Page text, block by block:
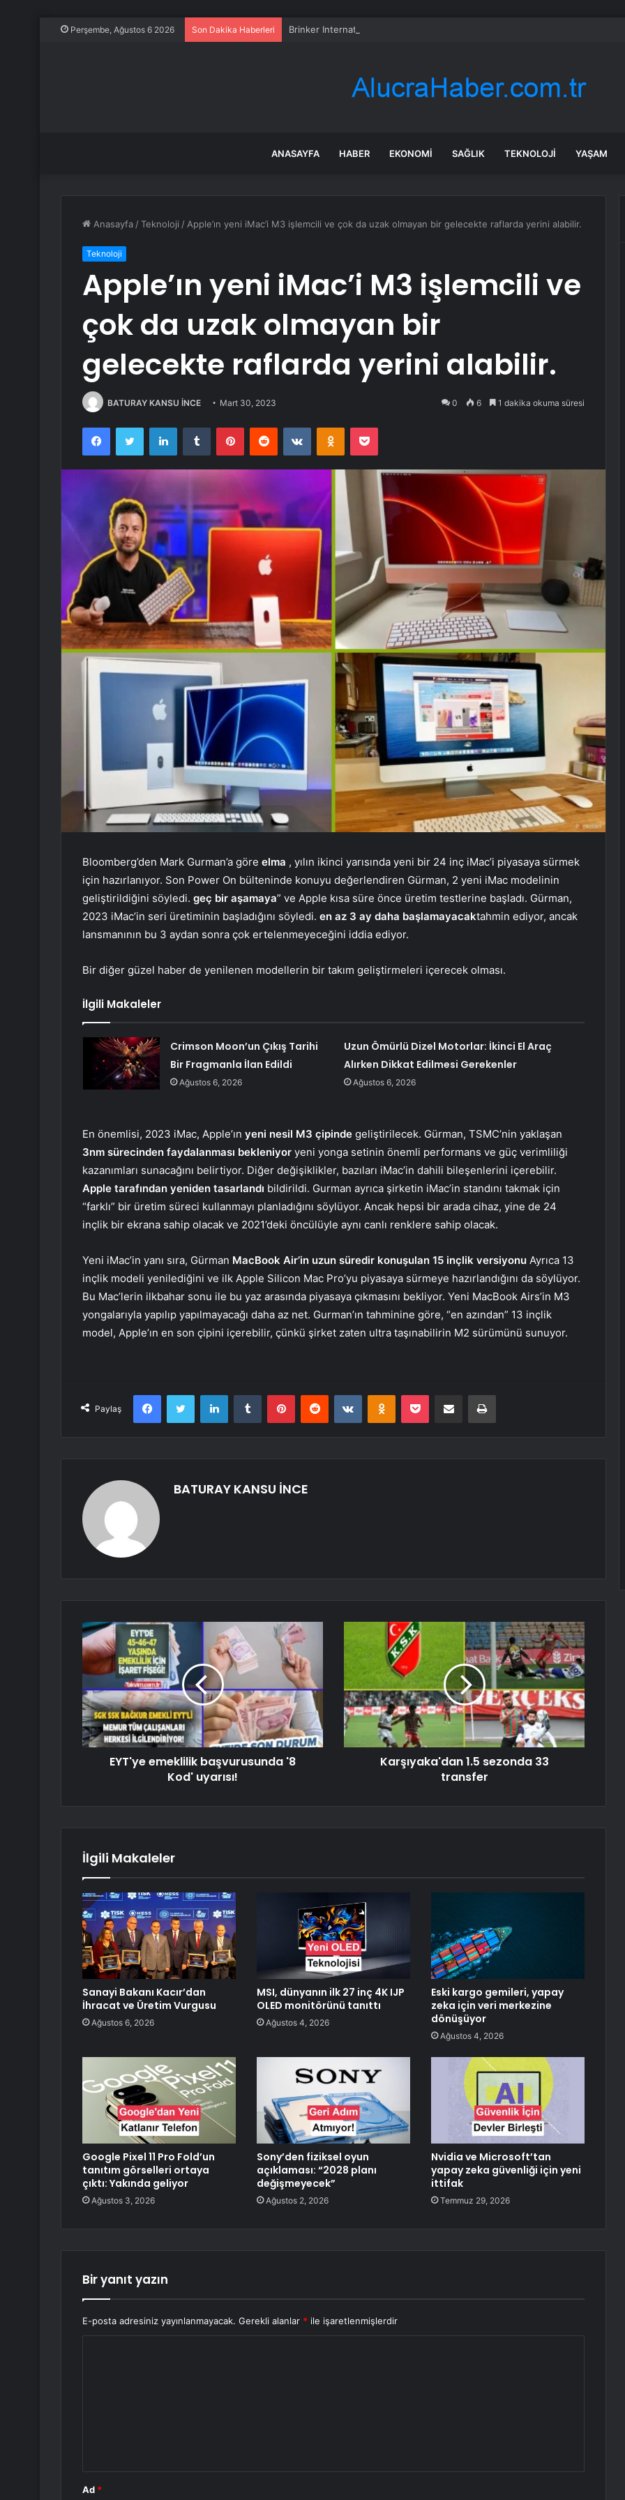
Perşembe, Ağustos 6 2026 Son Dakika Haberleri Brinker International hissesi 12 Ağustos’ta yüzde 6,6 hareket edebilir
ANASAYFA HABER EKONOMI SAĞLIK TEKNOLOJI YAŞAM
Anasayfa /Teknoloji / Apple’ın yeni iMac’i M3 işlemcili ve çok da uzak olmayan bir gelecekte raflarda yerini alabilir.
Teknoloji
Apple’ın yeni iMac’i M3 işlemcili ve
çok da uzak olmayan bir
gelecekte raflarda yerini alabilir.
BATURAY KANSU İNCE Mart 30, 2023 0 6 1 dakika okuma süresi
FacebookTwitter LinkedInTumblr PinterestReddit VKontakteOdnoklassniki
Pocket
Bloomberg’den Mark Gurman’a göre elma , yılın ikinci yarısında yeni bir 24 inç iMac’i piyasaya sürmek
için hazırlanıyor. Son Power On bülteninde konuyu değerlendiren Gürman, 2 yeni iMac modelinin
geliştirildiğini söyledi. geç bir aşamaya” ve Apple kısa süre önce üretim testlerine başladı. Gürman,
2023 iMac’in seri üretiminin başladığını söyledi. en az 3 ay daha başlamayacaktahmin ediyor, ancak
lansmanının bu 3 aydan sonra çok ertelenmeyeceğini iddia ediyor.
Bir diğer güzel haber de yenilenen modellerin bir takım geliştirmeleri içerecek olması.
İlgili Makaleler
Crimson Moon’un Çıkış Tarihi
Bir Fragmanla İlan Edildi
Ağustos 6, 2026
Uzun Ömürlü Dizel Motorlar: İkinci El Araç
Alırken Dikkat Edilmesi Gerekenler
Ağustos 6, 2026
En önemlisi, 2023 iMac, Apple’ın yeni nesil M3 çipinde geliştirilecek. Gürman, TSMC’nin yaklaşan
3nm sürecinden faydalanması bekleniyor yeni yonga setinin önemli performans ve güç verimliliği
kazanımları sunacağını belirtiyor. Diğer değişiklikler, bazıları iMac’in dahili bileşenlerini içerebilir.
Apple tarafından yeniden tasarlandı bildirildi. Gurman ayrıca şirketin iMac’in standını takmak için
“farklı” bir üretim süreci kullanmayı planladığını söylüyor. Ancak hepsi bir arada cihaz, yine de 24
inçlik bir ekrana sahip olacak ve 2021’deki öncülüyle aynı canlı renklere sahip olacak.
Yeni iMac’in yanı sıra, Gürman MacBook Air’in uzun süredir konuşulan 15 inçlik versiyonu Ayrıca 13
inçlik modeli yenilediğini ve ilk Apple Silicon Mac Pro’yu piyasaya sürmeye hazırlandığını da söylüyor.
Bu Mac’lerin ilkbahar sonu ile bu yaz arasında piyasaya çıkmasını bekliyor. Yeni MacBook Airs’in M3
yongalarıyla yapılıp yapılmayacağı daha az net. Gurman’ın tahminine göre, “en azından” 13 inçlik
model, Apple’ın en son çipini içerebilir, çünkü şirket zaten ultra taşınabilirin M2 sürümünü sunuyor.
Paylaş
FacebookTwitter LinkedInTumblr PinterestReddit VKontakteOdnoklassniki
Pocket E-Posta ile paylaş Yazdır
BATURAY KANSU İNCE
EYT'ye emeklilik başvurusunda '8
Kod' uyarısı!
Karşıyaka'dan 1.5 sezonda 33
transfer
İlgili Makaleler
Sanayi Bakanı Kacır’dan
İhracat ve Üretim Vurgusu
Ağustos 6, 2026
MSI, dünyanın ilk 27 inç 4K IJP
OLED monitörünü tanıttı
Ağustos 4, 2026
Eski kargo gemileri, yapay
zeka için veri merkezine
dönüşüyor
Ağustos 4, 2026
Google Pixel 11 Pro Fold’un
tanıtım görselleri ortaya
çıktı: Yakında geliyor
Ağustos 3, 2026
Sony’den fiziksel oyun
açıklaması: “2028 planı
değişmeyecek”
Ağustos 2, 2026
Nvidia ve Microsoft’tan
yapay zeka güvenliği için yeni
ittifak
Temmuz 29, 2026
Bir yanıt yazın
E-posta adresiniz yayınlanmayacak. Gerekli alanlar * ile işaretlenmişlerdir
Ad *